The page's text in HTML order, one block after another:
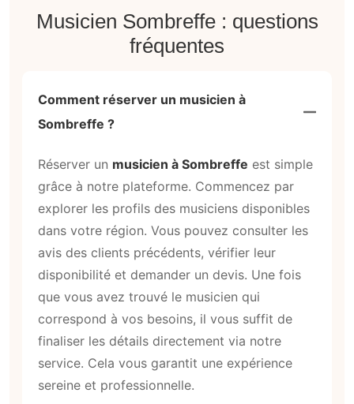
Musicien Sombreffe : questions
fréquentes
Comment réserver un musicien à
Sombreffe ?
Réserver un musicien à Sombreffe est simple
grâce à notre plateforme. Commencez par
explorer les profils des musiciens disponibles
dans votre région. Vous pouvez consulter les
avis des clients précédents, vérifier leur
disponibilité et demander un devis. Une fois
que vous avez trouvé le musicien qui
correspond à vos besoins, il vous suffit de
finaliser les détails directement via notre
service. Cela vous garantit une expérience
sereine et professionnelle.